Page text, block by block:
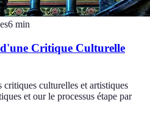
6 min
d'une Critique Culturelle
culturelles et artistiques
et our le processus étape par